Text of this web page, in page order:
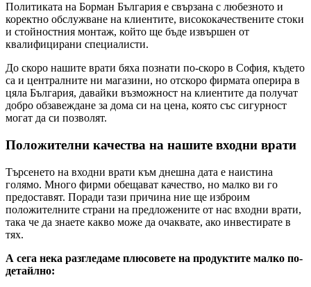
Политиката на Борман България е свързана с любезното и
коректно обслужване на клиентите, висококачествените стоки
и стойностния монтаж, който ще бъде извършен от
квалифицирани специалисти.
До скоро нашите врати бяха познати по-скоро в София, където
са и централните ни магазини, но отскоро фирмата оперира в
цяла България, давайки възможност на клиентите да получат
добро обзавеждане за дома си на цена, която със сигурност
могат да си позволят.
Положителни качества на нашите входни врати
Търсенето на входни врати към днешна дата е наистина
голямо. Много фирми обещават качество, но малко ви го
предоставят. Поради тази причина ние ще изброим
положителните страни на предложените от нас входни врати,
така че да знаете какво може да очаквате, ако инвестирате в
тях.
А сега нека разгледаме плюсовете на продуктите малко по-
детайлно: